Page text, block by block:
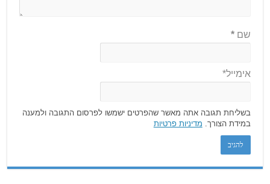
שם*
אימייל*
בשליחת תגובה אתה מאשר שהפרטים ישמשו לפרסום התגובה ולמענה
במידת הצורך. מדיניות פרטיות